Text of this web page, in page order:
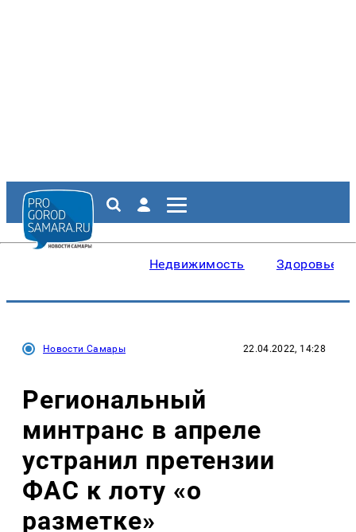
Недвижимость Здоровье
Новости Самары 22.04.2022, 14:28
Региональный
минтранс в апреле
устранил претензии
ФАС к лоту «о
разметке»